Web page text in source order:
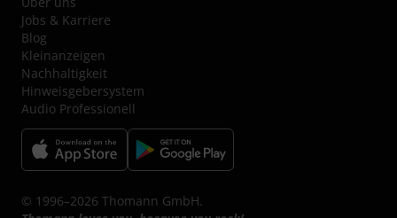
Jobs & Karriere
Blog
Kleinanzeigen
Nachhaltigkeit
Hinweisgebersystem
Audio Professionell
© 1996–2026 Thomann GmbH.